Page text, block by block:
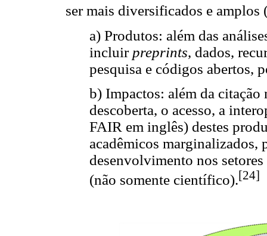
ser mais diversificados e amplos
a) Produtos: além das
incluir preprints, dados,
pesquisa e códigos abertos,
b) Impactos: além da
descoberta, o acesso, a
FAIR em inglês) destes
acadêmicos
desenvolvimento nos
(não somente científico).[24]